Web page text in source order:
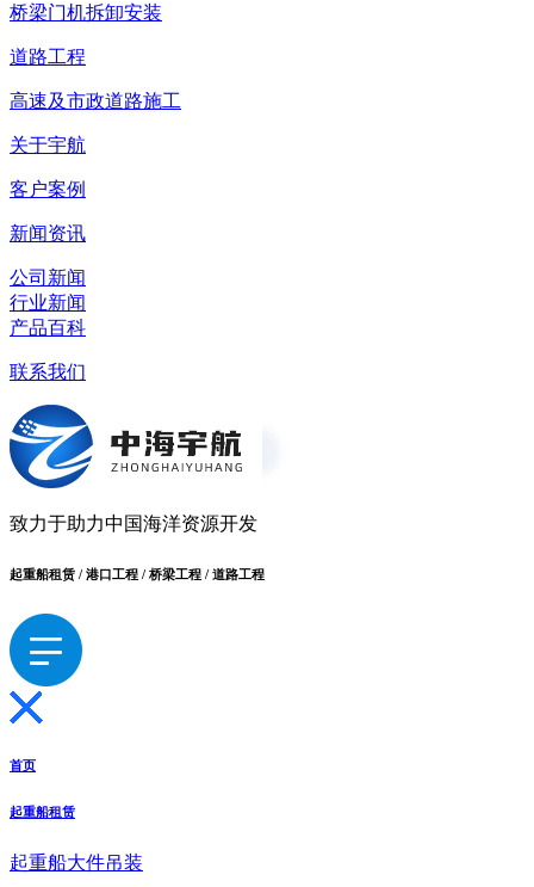
桥梁门机拆卸安装
道路工程
高速及市政道路施工
关于宇航
客户案例
新闻资讯
公司新闻
行业新闻
产品百科
联系我们
致力于助力中国海洋资源开发
起重船租赁 / 港口工程 / 桥梁工程 / 道路工程
首页
起重船租赁
起重船大件吊装